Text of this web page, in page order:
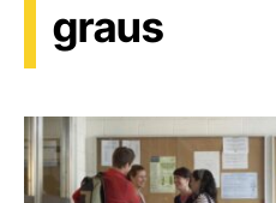
graus